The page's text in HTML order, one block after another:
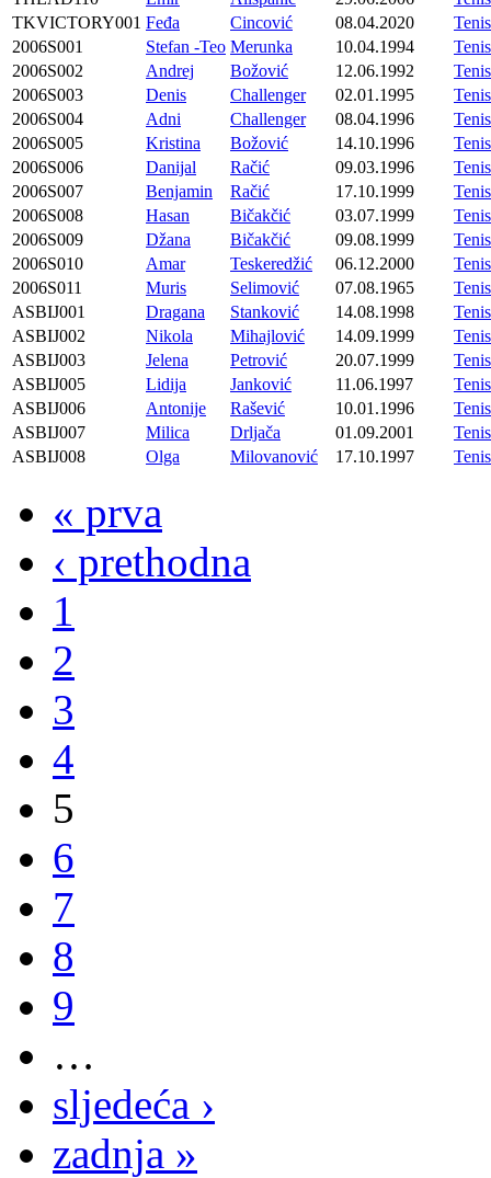
TKVICTORY001 Feđa Cincović 08.04.2020
2006S001
Stefan -Teo Merunka 10.04.1994
2006S002
Andrej Božović 12.06.1992
2006S003
Denis Challenger 02.01.1995
2006S004
Adni Challenger 08.04.1996
2006S005
Kristina Božović 14.10.1996
2006S006
Danijal Račić 09.03.1996
2006S007
Benjamin Račić 17.10.1999
2006S008
Hasan Bičakčić 03.07.1999
2006S009
Džana Bičakčić 09.08.1999
2006S010
Amar Teskeredžić 06.12.2000
2006S011
Muris Selimović 07.08.1965
ASBIJ001
Dragana Stanković 14.08.1998
ASBIJ002
Nikola Mihajlović 14.09.1999
ASBIJ003
Jelena Petrović 20.07.1999
ASBIJ005
Lidija Janković 11.06.1997
ASBIJ006
Antonije Rašević 10.01.1996
ASBIJ007
Milica Drljača 01.09.2001
ASBIJ008
Olga Milovanović 17.10.1997
« prva
‹ prethodna
1
2
3
4
5
6
7
8
9
…
sljedeća ›
zadnja »